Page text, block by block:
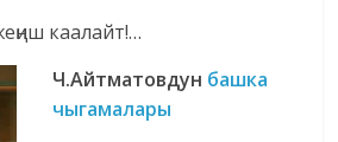
каалайт!…
Ч.Айтматовдун башка
чыгамалары